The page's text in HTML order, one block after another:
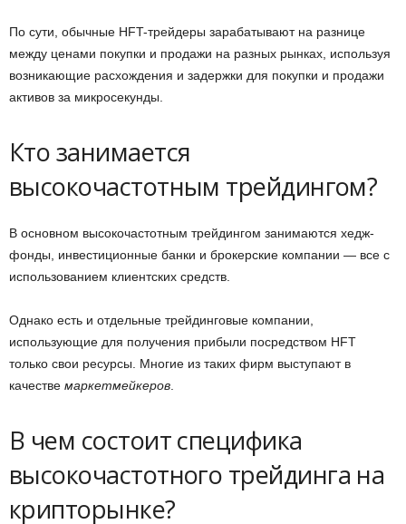
По сути, обычные HFT-трейдеры зарабатывают на разнице
между ценами покупки и продажи на разных рынках, используя
возникающие расхождения и задержки для покупки и продажи
активов за микросекунды.
Кто занимается
высокочастотным трейдингом?
В основном высокочастотным трейдингом занимаются хедж-
фонды, инвестиционные банки и брокерские компании — все с
использованием клиентских средств.
Однако есть и отдельные трейдинговые компании,
использующие для получения прибыли посредством HFT
только свои ресурсы. Многие из таких фирм выступают в
качестве маркетмейкеров
В чем состоит специфика
высокочастотного трейдинга на
крипторынке?